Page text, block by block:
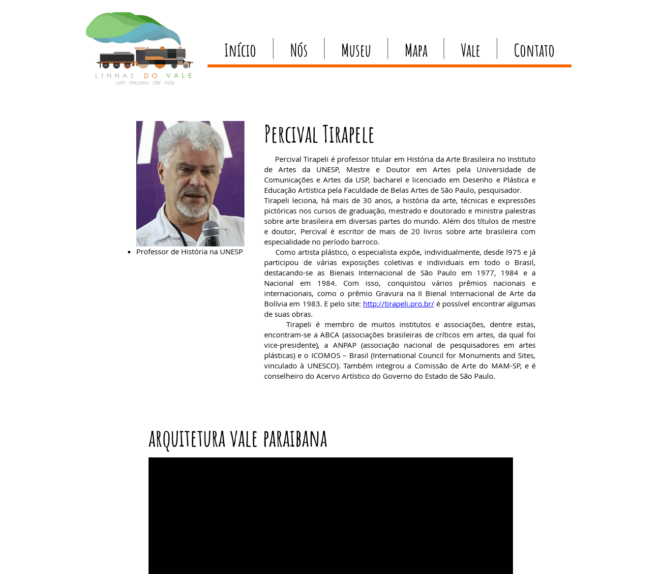
Início Nós Museu Mapa Vale Contato
Professor de História na UNESP
Percival Tirapele
Percival Tirapeli é professor titular em História da Arte Brasileira no Instituto
de Artes da UNESP, Mestre e Doutor em Artes pela Universidade de
Comunicações e Artes da USP, bacharel e licenciado em Desenho e Plástica e
Educação Artística pela Faculdade de Belas Artes de São Paulo, pesquisador.
Tirapeli leciona, há mais de 30 anos, a história da arte, técnicas e expressões
pictóricas nos cursos de graduação, mestrado e doutorado e ministra palestras
sobre arte brasileira em diversas partes do mundo. Além dos títulos de mestre
e doutor, Percival é escritor de mais de 20 livros sobre arte brasileira com
especialidade no período barroco.
Como artista plástico, o especialista expõe, individualmente, desde l975 e já
participou de várias exposições coletivas e individuais em todo o Brasil,
destacando-se as Bienais Internacional de São Paulo em 1977, 1984 e a
Nacional em 1984. Com isso, conquistou vários prêmios nacionais e
internacionais, como o prêmio Gravura na II Bienal Internacional de Arte da
Bolívia em 1983. E pelo site: http://tirapeli.pro.br/é possível encontrar algumas
de suas obras.
Tirapeli é membro de muitos institutos e associações, dentre estas,
encontram-se a ABCA (associações brasileiras de críticos em artes, da qual foi
vice-presidente), a ANPAP (associação nacional de pesquisadores em artes
plásticas) e o ICOMOS – Brasil (International Council for Monuments and Sites,
vinculado à UNESCO). Também integrou a Comissão de Arte do MAM-SP, e é
conselheiro do Acervo Artístico do Governo do Estado de São Paulo.
arquitetura vale paraibana